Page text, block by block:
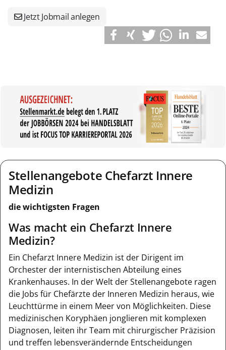
Jetzt Jobmail anlegen
Stellenangebote Chefarzt Innere
Medizin
die wichtigsten Fragen
Was macht ein Chefarzt Innere
Medizin?
Ein Chefarzt Innere Medizin ist der Dirigent im
Orchester der internistischen Abteilung eines
Krankenhauses. In der Welt der Stellenangebote ragen
die Jobs für Chefärzte der Inneren Medizin heraus, wie
Leuchttürme in einem Meer von Möglichkeiten. Diese
medizinischen Koryphäen jonglieren mit komplexen
Diagnosen, leiten ihr Team mit chirurgischer Präzision
und treffen lebensverändernde Entscheidungen